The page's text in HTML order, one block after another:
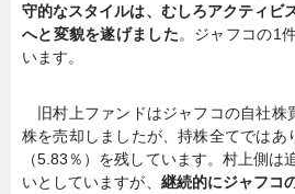
守的なスタイルは、むしろアクティビ
へと変貌を遂げました。ジャフコの1
います。
旧村上ファンドはジャフコの自社株
株を売却しましたが、持株全てではあ
（5.83％）を残しています。村上側は
いとしていますが、 継続的にジャフコ